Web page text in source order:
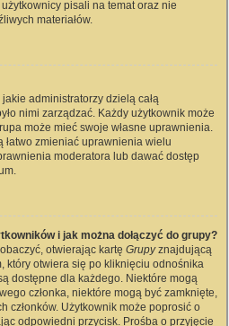
pisali na temat oraz nie
materiałów.
administratorzy dzielą całą
nimi zarządzać. Każdy użytkownik może
może mieć swoje własne uprawnienia.
łatwo zmieniać uprawnienia wielu
moderatora lub dawać dostęp
i jak można dołączyć do grupy?
otwierając kartę Grupyznajdującą
który otwiera się po kliknięciu odnośnika
dostępne dla każdego. Niektóre mogą
członka, niektóre mogą być zamknięte,
członków. Użytkownik może poprosić o
odpowiedni przycisk. Prośba o przyjęcie